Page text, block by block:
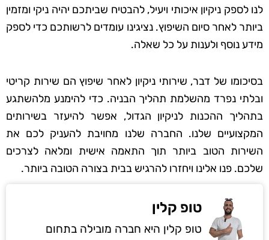
לנו לספק ניקיון איכותי ויעיל, להבטיח שביתכם יהיה ניקי ומזמין
ביותר לאחר סיום השיפוץ. נציגינו עומדים לרשותכם כדי לספק
מידע נוסף ולענות על כל שאלה.
בסיכומו של דבר, שירותי ניקיון לאחר שיפוץ הם שירות קריטי
ובלתי נפרד מהשלמת תהליך הבניה. כדי להימנע מלהשתגע
בתהליך ההכנות לניקיון הגדול, אפשר להיעזר בשירותים
המקצועיים שלנו. החברה שלנו מחויבת להעניק לכם את
השירות הטוב ביותר תוך התאמה אישית ומלאה לצרכים
שלכם. פנו אלינו ויחזרו להרגיש בבית בצורה הטובה ביותר.
טופ קלין
טופ קלין היא חברה מובילה בתחום